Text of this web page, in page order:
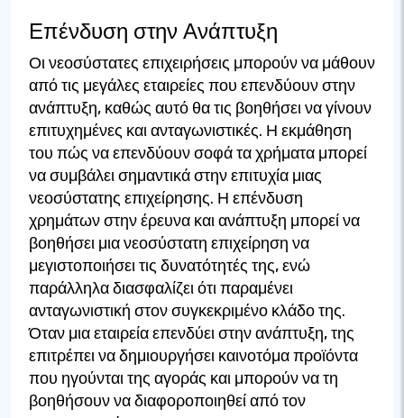
Επένδυση στην Ανάπτυξη
Οι νεοσύστατες επιχειρήσεις μπορούν να μάθουν
από τις μεγάλες εταιρείες που επενδύουν στην
ανάπτυξη, καθώς αυτό θα τις βοηθήσει να γίνουν
επιτυχημένες και ανταγωνιστικές. Η εκμάθηση
του πώς να επενδύουν σοφά τα χρήματα μπορεί
να συμβάλει σημαντικά στην επιτυχία μιας
νεοσύστατης επιχείρησης. Η επένδυση
χρημάτων στην έρευνα και ανάπτυξη μπορεί να
βοηθήσει μια νεοσύστατη επιχείρηση να
μεγιστοποιήσει τις δυνατότητές της, ενώ
παράλληλα διασφαλίζει ότι παραμένει
ανταγωνιστική στον συγκεκριμένο κλάδο της.
Όταν μια εταιρεία επενδύει στην ανάπτυξη, της
επιτρέπει να δημιουργήσει καινοτόμα προϊόντα
που ηγούνται της αγοράς και μπορούν να τη
βοηθήσουν να διαφοροποιηθεί από τον